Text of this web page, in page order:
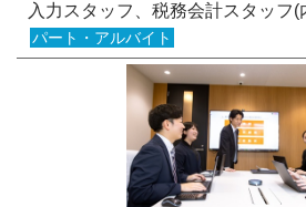
入力スタッフ、税務会計スタッフ
パート・アルバイト